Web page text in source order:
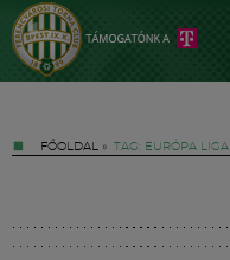
FŐOLDAL » TAG: EURÓPA LIGA